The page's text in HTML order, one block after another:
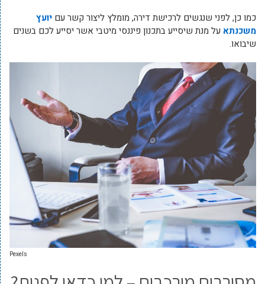
כמו כן, לפני שנגשים לרכישת דירה, מומלץ ליצור קשר עם יועץ
משכנתא על מנת שיסייע בתכנון פיננסי מיטבי אשר יסייע לכם בשנים
שיבואו.
Pexels